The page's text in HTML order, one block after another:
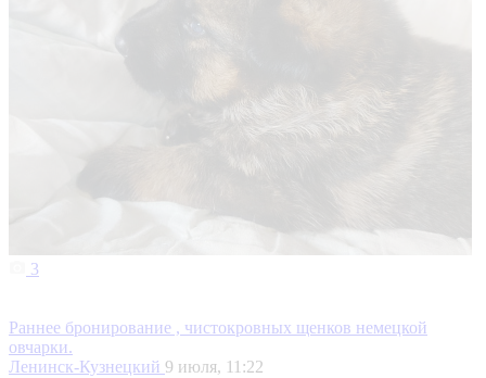
3
Раннее бронирование , чистокровных щенков немецкой
овчарки.
Ленинск-Кузнецкий 9 июля, 11:22